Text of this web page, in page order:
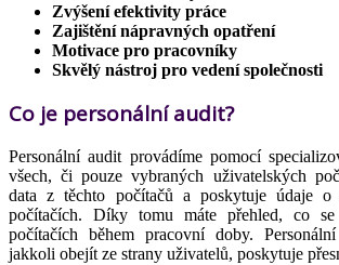
Zvýšení efektivity práce
Zajištění nápravných opatření
Motivace pro pracovníky
Skvělý nástroj pro vedení společnosti
Co je personální audit?
Personální audit provádíme pomocí
všech, či pouze vybraných uživatelských
data z těchto počítačů a poskytuje údaje
počítačích. Díky tomu máte přehled, co
počítačích během pracovní doby.
jakkoli obejít ze strany uživatelů, poskytuje